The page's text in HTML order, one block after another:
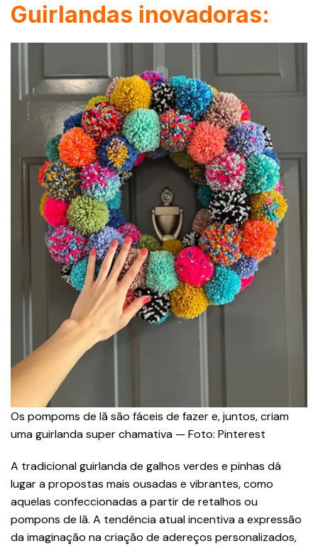
Guirlandas inovadoras:
Os pompoms de lã são fáceis de fazer e, juntos, criam
uma guirlanda super chamativa — Foto: Pinterest
A tradicional guirlanda de galhos verdes e pinhas dá
lugar a propostas mais ousadas e vibrantes, como
aquelas confeccionadas a partir de retalhos ou
pompons de lã. A tendência atual incentiva a expressão
da imaginação na criação de adereços personalizados,